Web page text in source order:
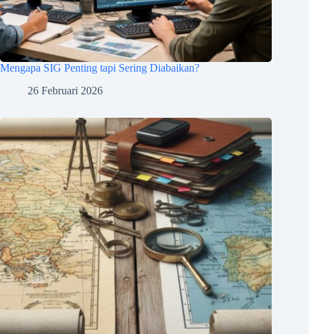
Mengapa SIG Penting tapi Sering Diabaikan?
26 Februari 2026